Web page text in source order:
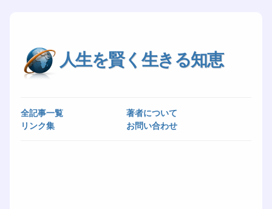
人生を賢く生きる知恵
全記事一覧
著者について
リンク集
お問い合わせ